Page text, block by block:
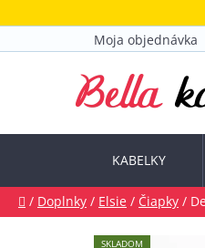
na
Moja objednávka
KABELKY
Domov
/ Doplnky / Elsie / Čiapky /
SKLADOM